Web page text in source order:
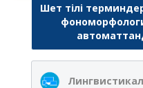
Шет тілі